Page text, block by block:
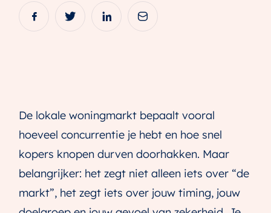
De lokale woningmarkt bepaalt vooral
hoeveel concurrentie je hebt en hoe snel
kopers knopen durven doorhakken. Maar
belangrijker: het zegt niet alleen iets over “de
markt”, het zegt iets over jouw timing, jouw